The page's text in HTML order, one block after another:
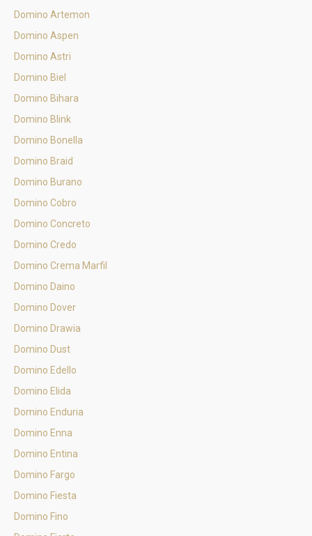
Domino Artemon
Domino Aspen
Domino Astri
Domino Biel
Domino Bihara
Domino Blink
Domino Bonella
Domino Braid
Domino Burano
Domino Cobro
Domino Concreto
Domino Credo
Domino Crema Marfil
Domino Daino
Domino Dover
Domino Drawia
Domino Dust
Domino Edello
Domino Elida
Domino Enduria
Domino Enna
Domino Entina
Domino Fargo
Domino Fiesta
Domino Fino